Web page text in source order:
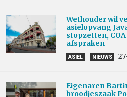
Wethouder wil
asielopvang
stopzetten,
afspraken
ASIEL NIEUWS
Eigenaren
broodjeszaak